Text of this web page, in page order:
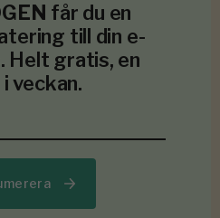
får du en
till din e-
Helt gratis, en
veckan.